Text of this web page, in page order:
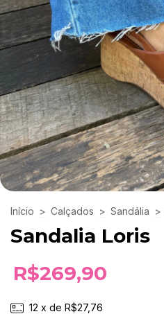
Início > Calçados > Sandália >
Sandalia Loris
R$269,90
12 x de R$27,76